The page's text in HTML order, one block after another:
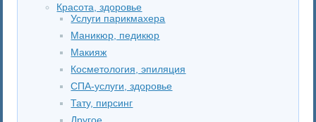
Красота, здоровье
Услуги парикмахера
Маникюр, педикюр
Макияж
Косметология, эпиляция
СПА-услуги, здоровье
Тату, пирсинг